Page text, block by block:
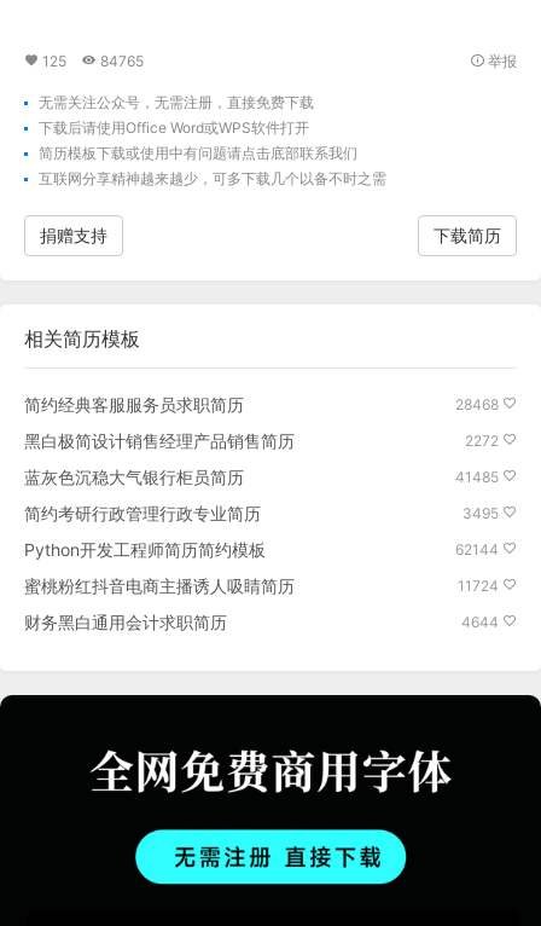
125 84765 举报
无需关注公众号，无需注册，直接免费下载
下载后请使用Office Word或WPS软件打开
简历模板下载或使用中有问题请点击底部联系我们
互联网分享精神越来越少，可多下载几个以备不时之需
捐赠支持 下载简历
相关简历模板
简约经典客服服务员求职简历 28468
黑白极简设计销售经理产品销售简历 2272
蓝灰色沉稳大气银行柜员简历 41485
简约考研行政管理行政专业简历 3495
Python开发工程师简历简约模板 62144
蜜桃粉红抖音电商主播诱人吸睛简历 11724
财务黑白通用会计求职简历 4644